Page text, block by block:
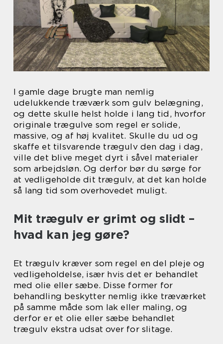
I gamle dage brugte man nemlig
udelukkende træværk som gulv belægning,
og dette skulle helst holde i lang tid, hvorfor
originale trægulve som regel er solide,
massive, og af høj kvalitet. Skulle du ud og
skaffe et tilsvarende trægulv den dag i dag,
ville det blive meget dyrt i såvel materialer
som arbejdsløn. Og derfor bør du sørge for
at vedligeholde dit trægulv, at det kan holde
så lang tid som overhovedet muligt.
Mit trægulv er grimt og slidt –
hvad kan jeg gøre?
Et trægulv kræver som regel en del pleje og
vedligeholdelse, især hvis det er behandlet
med olie eller sæbe. Disse former for
behandling beskytter nemlig ikke træværket
på samme måde som lak eller maling, og
derfor er et olie eller sæbe behandlet
trægulv ekstra udsat over for slitage.